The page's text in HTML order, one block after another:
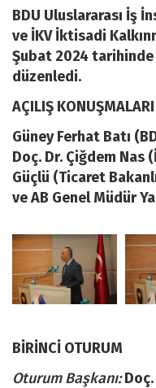
BDU Uluslararası İş
ve İKV İktisadi
Şubat 2024 tarihinde
düzenledi.
AÇILIŞ KONUŞMALARI
Güney Ferhat Batı
Doç. Dr. Çiğdem Nas
Güçlü (Ticaret
ve AB Genel Müdür
BİRİNCİ OTURUM
Oturum Başkanı:Doç.